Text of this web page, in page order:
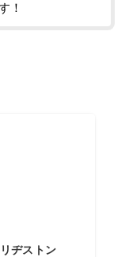
！
ヂストン